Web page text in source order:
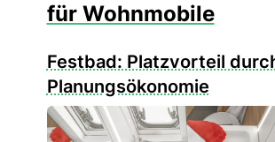
für Wohnmobile
Festbad: Platzvorteil
Planungsökonomie